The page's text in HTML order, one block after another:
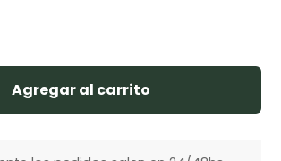
Agregar al carrito